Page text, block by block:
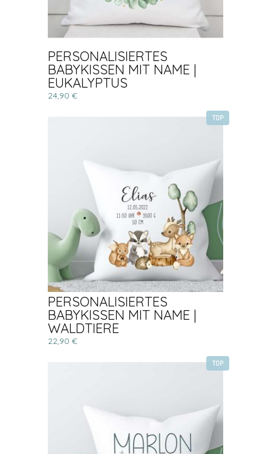
PERSONALISIERTES
BABYKISSEN MIT NAME |
EUKALYPTUS
24,90 €
TOP
PERSONALISIERTES
BABYKISSEN MIT NAME |
WALDTIERE
22,90 €
TOP